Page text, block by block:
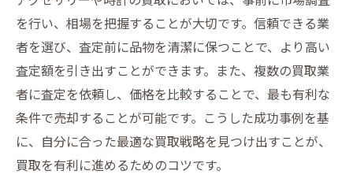
を行い、相場を把握することが大切です。信頼できる業
者を選び、査定前に品物を清潔に保つことで、より高い
査定額を引き出すことができます。また、複数の買取業
者に査定を依頼し、価格を比較することで、最も有利な
条件で売却することが可能です。こうした成功事例を基
に、自分に合った最適な買取戦略を見つけ出すことが、
買取を有利に進めるためのコツです。